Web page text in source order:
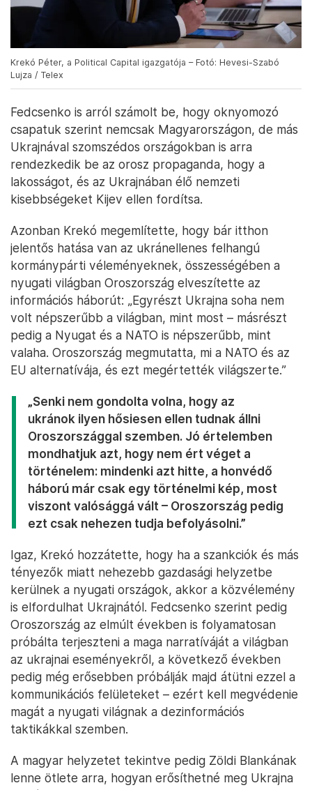
Krekó Péter, a Political Capital igazgatója – Fotó: Hevesi-Szabó
Lujza / Telex
Fedcsenko is arról számolt be, hogy oknyomozó
csapatuk szerint nemcsak Magyarországon, de más
Ukrajnával szomszédos országokban is arra
rendezkedik be az orosz propaganda, hogy a
lakosságot, és az Ukrajnában élő nemzeti
kisebbségeket Kijev ellen fordítsa.
Azonban Krekó megemlítette, hogy bár itthon
jelentős hatása van az ukránellenes felhangú
kormánypárti véleményeknek, összességében a
nyugati világban Oroszország elveszítette az
információs háborút: „Egyrészt Ukrajna soha nem
volt népszerűbb a világban, mint most – másrészt
pedig a Nyugat és a NATO is népszerűbb, mint
valaha. Oroszország megmutatta, mi a NATO és az
EU alternatívája, és ezt megértették világszerte.”
„Senki nem gondolta volna, hogy az
ukránok ilyen hősiesen ellen tudnak állni
Oroszországgal szemben. Jó értelemben
mondhatjuk azt, hogy nem ért véget a
történelem: mindenki azt hitte, a honvédő
háború már csak egy történelmi kép, most
viszont valósággá vált – Oroszország pedig
ezt csak nehezen tudja befolyásolni.”
Igaz, Krekó hozzátette, hogy ha a szankciók és más
tényezők miatt nehezebb gazdasági helyzetbe
kerülnek a nyugati országok, akkor a közvélemény
is elfordulhat Ukrajnától. Fedcsenko szerint pedig
Oroszország az elmúlt években is folyamatosan
próbálta terjeszteni a maga narratíváját a világban
az ukrajnai eseményekről, a következő években
pedig még erősebben próbálják majd átütni ezzel a
kommunikációs felületeket – ezért kell megvédenie
magát a nyugati világnak a dezinformációs
taktikákkal szemben.
A magyar helyzetet tekintve pedig Zöldi Blankának
lenne ötlete arra, hogyan erősíthetné meg Ukrajna